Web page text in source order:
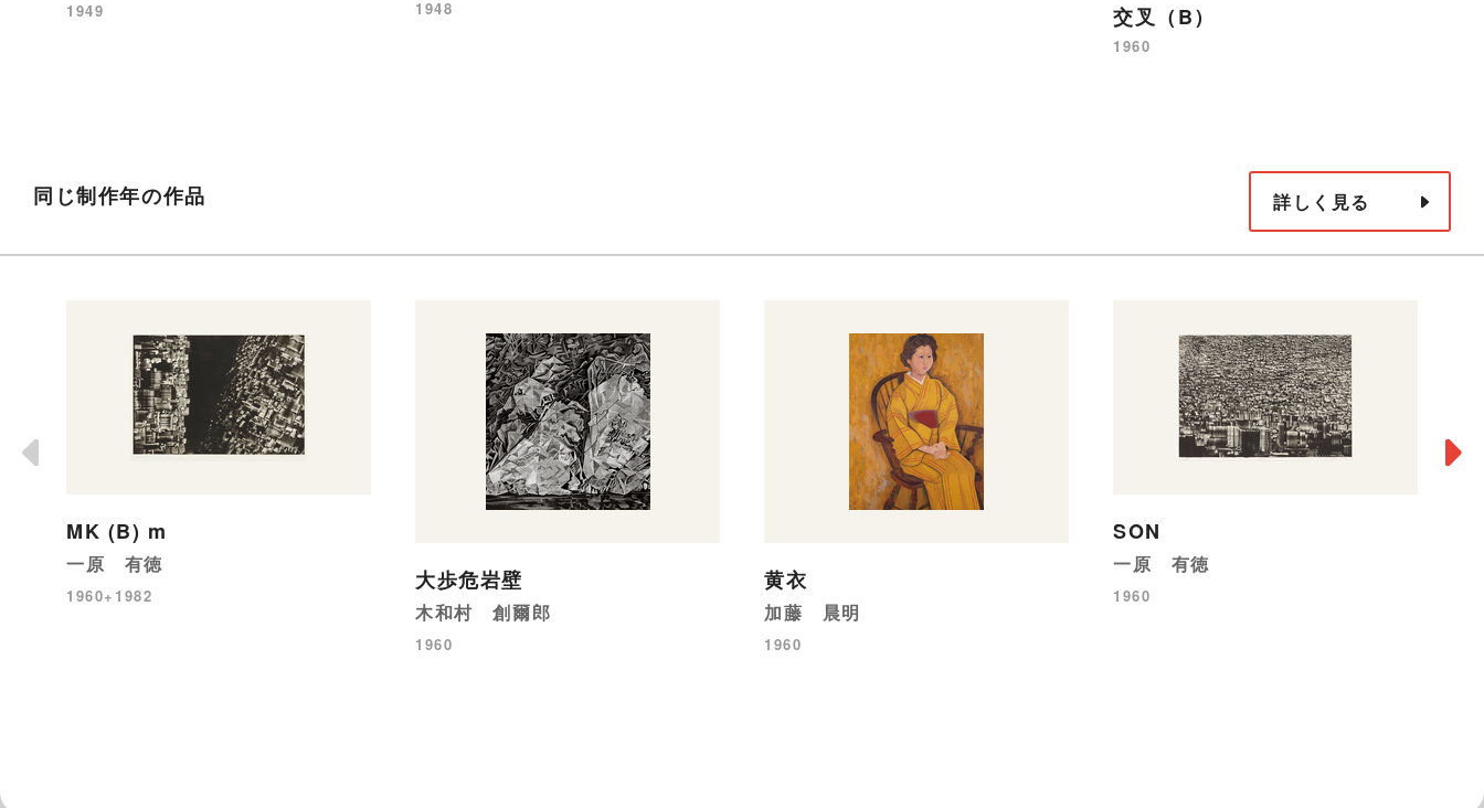
1949 1948 交叉（B）
1960
同じ制作年の作品 詳しく見る
MK (B) m
一原 有徳
1960+1982
大歩危岩壁
木和村 創爾郎
1960
黄衣
加藤 晨明
1960
SON
一原 有徳
1960